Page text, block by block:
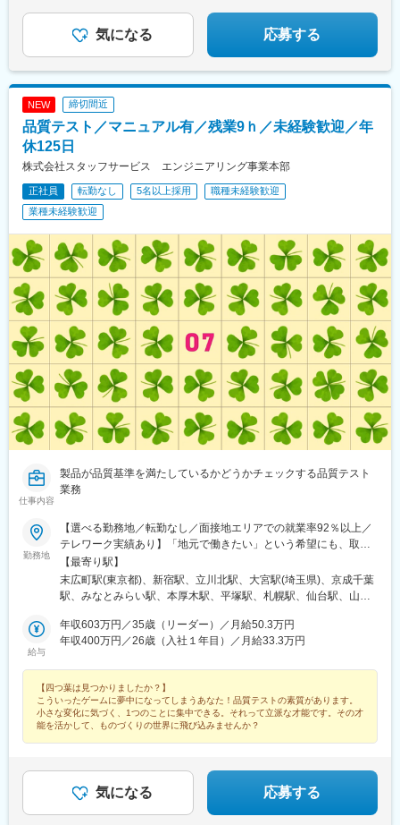
気になる 応募する
NEW 締切間近
品質テスト／マニュアル有／残業9ｈ／未経験歓迎／年
休125日
株式会社スタッフサービス エンジニアリング事業本部
正社員 転勤なし 5名以上採用
職種未経験歓迎
業種未経験歓迎
仕事内容
製品が品質基準を満たしているかどうかチェックする品質テスト
業務
勤務地
【選べる勤務地／転勤なし／面接地エリアでの就業率92％以上／
テレワーク実績あり】「地元で働きたい」という希望にも、取引
事業所数約7,000件&プロジェクト数80,000件の中から検討しま
す。⇒勤務地は北海道・東北・北陸・関東・東海・関西・中国・
四国・九州の各都道府県のプロジェクト先※U・Iターン歓迎※面接
ェクトによって変動）※地域/住宅手当、単身赴任手当などサポー
トも万全です※最終的な就業先は、希望・スキル・経験を考慮し決
日産自動車／本田技研工業／デンソー／アイシン◎情報端末・家
電日立製作所／東芝／三菱電機／パナソニック／富士通◎航空・
宇宙IHI／三菱重工業／川崎重工業受動喫煙対策：敷地内原則禁煙
（就業先によっては喫煙所有）
【最寄り駅】
末広町駅(東京都)、新宿駅、立川北駅、大宮駅(埼玉県)、京成千葉
駅、みなとみらい駅、本厚木駅、平塚駅、札幌駅、仙台駅、山形
駅、沼津駅、浜松駅、豊田市駅、近鉄名古屋駅、東岡崎駅、あす
なろう四日市駅、岐阜駅、富山駅、北鉄金沢駅、草津駅(滋賀県)、
水道町駅、郡山駅(福島県)、甲府駅、盛岡駅、大街道駅、新潟駅、
天文館通駅、東京駅、神田駅(東京都)、三鷹駅、赤坂駅(東京都)、
東池袋駅、茅場町駅、六本木駅、東新宿駅、池袋駅、日本橋駅(東
京都)、錦糸町駅、目黒駅、渋谷駅、品川駅、神谷町駅、大塚駅(東
都)、八丁堀駅(東京都)、有楽町駅、蒲田駅、中野坂上駅、東京テ
レポート駅、豊洲駅、御茶ノ水駅、五反田駅、飯田橋駅、恵比寿
駅、田町駅(東京都)、御徒町駅、東陽町駅、虎ノ門駅、西新宿駅、
給与
年収603万円／35歳（リーダー）／月給50.3万円
年収400万円／26歳（入社１年目）／月給33.3万円
【四つ葉は見つかりましたか？】
こういったゲームに夢中になってしまうあなた！品質テストの素質があります。
小さな変化に気づく、1つのことに集中できる。それって立派な才能です。その才
能を活かして、ものづくりの世界に飛び込みませんか？
気になる 応募する